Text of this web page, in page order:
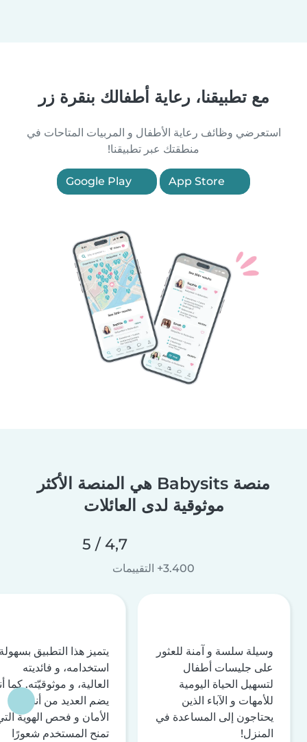
مع تطبيقنا، رعاية أطفالك بنقرة زر
استعرضي وظائف رعاية الأطفال و المربيات المتاحات في
منطقتك عبر تطبيقنا!
منصة Babysits هي المنصة الأكثر
موثوقية لدى العائلات
4,7 / 5
3.400+ التقييمات
وسيلة سلسة و آمنة للعثور
على جليسات أطفال
لتسهيل الحياة اليومية
للأمهات و الآباء الذين
يحتاجون إلى المساعدة في
المنزل!
يتميز هذا التطبيق
استخدامه، و فائديته
العالية، و موثوقيّته. كما
يضم العديد من أنظمة
الأمان و فحص الهوية
تمنح المستخدم شعورًا